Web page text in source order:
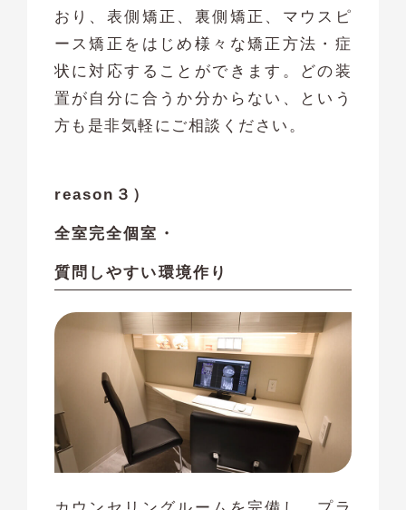
おり、表側矯正、裏側矯正、マウスピ
ース矯正をはじめ様々な矯正方法・症
状に対応することができます。どの装
置が自分に合うか分からない、という
方も是非気軽にご相談ください。
reason３）
全室完全個室・
質問しやすい環境作り